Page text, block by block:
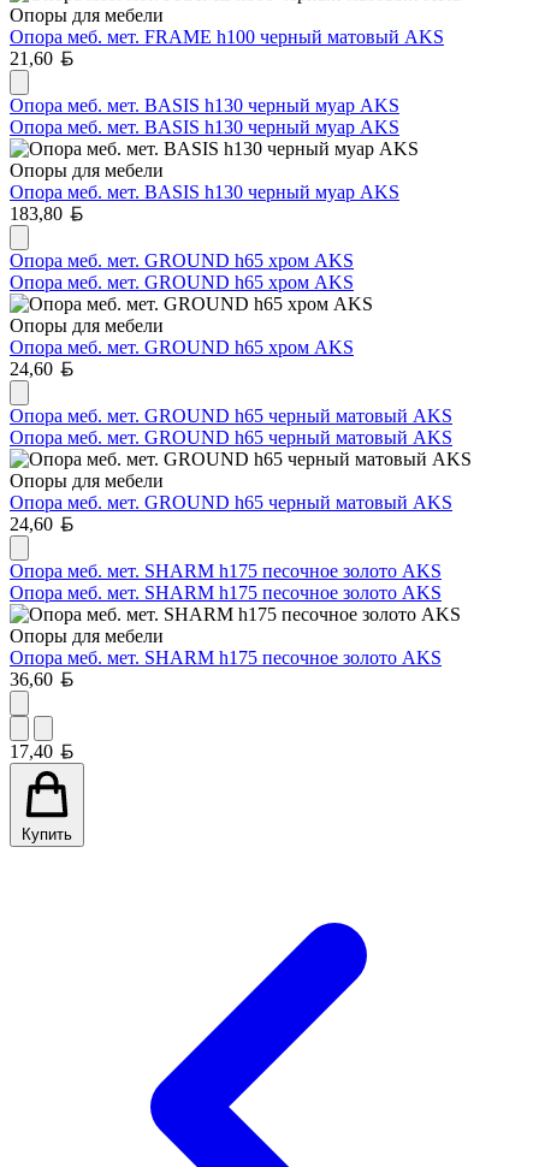
Опоры для мебели
Опора меб. мет. FRAME h100 черный матовый AKS
21,60
Опора меб. мет. BASIS h130 черный муар AKS
Опора меб. мет. BASIS h130 черный муар AKS
Опоры для мебели
Опора меб. мет. BASIS h130 черный муар AKS
183,80
Опора меб. мет. GROUND h65 хром AKS
Опора меб. мет. GROUND h65 хром AKS
Опоры для мебели
Опора меб. мет. GROUND h65 хром AKS
24,60
Опора меб. мет. GROUND h65 черный матовый AKS
Опора меб. мет. GROUND h65 черный матовый AKS
Опоры для мебели
Опора меб. мет. GROUND h65 черный матовый AKS
24,60
Опора меб. мет. SHARM h175 песочное золото AKS
Опора меб. мет. SHARM h175 песочное золото AKS
Опоры для мебели
Опора меб. мет. SHARM h175 песочное золото AKS
36,60
17,40
Купить